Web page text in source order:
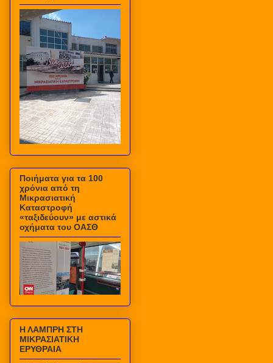
Ποιήματα για τα 100
χρόνια από τη
Μικρασιατική
Καταστροφή
«ταξιδεύουν» με αστικά
οχήματα του ΟΑΣΘ
Η ΛΑΜΠΡΗ ΣΤΗ
ΜΙΚΡΑΣΙΑΤΙΚΗ
ΕΡΥΘΡΑΙΑ